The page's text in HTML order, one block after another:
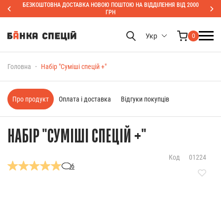
БЕЗКОШТОВНА ДОСТАВКА НОВОЮ ПОШТОЮ НА ВІДДІЛЕННЯ ВІД 2000
ГРН
Укр 0
Головна Набір "Суміші спецій +"
НАБІР "СУМІШІ СПЕЦІЙ +"
6
Код 01224
Про продукт Оплата і доставка Відгуки покупців